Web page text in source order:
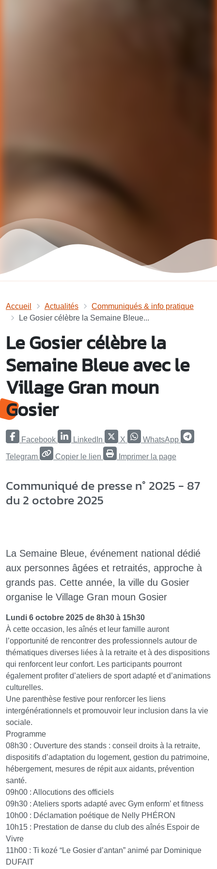
Accueil Actualités
Communiqués & info pratique
Le Gosier célèbre la Semaine Bleue...
Le Gosier célèbre la
Semaine Bleue avec le
Village Gran moun
Gosier
Facebook LinkedIn X WhatsApp
Telegram Copier le lien Imprimer la page
Communiqué de presse n° 2025 - 87
du 2 octobre 2025
La Semaine Bleue, événement national dédié
aux personnes âgées et retraités, approche à
grands pas. Cette année, la ville du Gosier
organise le Village Gran moun Gosier
Lundi 6 octobre 2025 de 8h30 à 15h30
À cette occasion, les aînés et leur famille auront
l’opportunité de rencontrer des professionnels autour de
thématiques diverses liées à la retraite et à des dispositions
qui renforcent leur confort. Les participants pourront
également profiter d’ateliers de sport adapté et d’animations
culturelles.
Une parenthèse festive pour renforcer les liens
intergénérationnels et promouvoir leur inclusion dans la vie
sociale.
Programme
08h30 : Ouverture des stands : conseil droits à la retraite,
dispositifs d’adaptation du logement, gestion du patrimoine,
hébergement, mesures de répit aux aidants, prévention
santé.
09h00 : Allocutions des officiels
09h30 : Ateliers sports adapté avec Gym enform’ et fitness
10h00 : Déclamation poétique de Nelly PHÉRON
10h15 : Prestation de danse du club des aînés Espoir de
Vivre
11h00 : Ti kozé “Le Gosier d’antan” animé par Dominique
DUFAIT